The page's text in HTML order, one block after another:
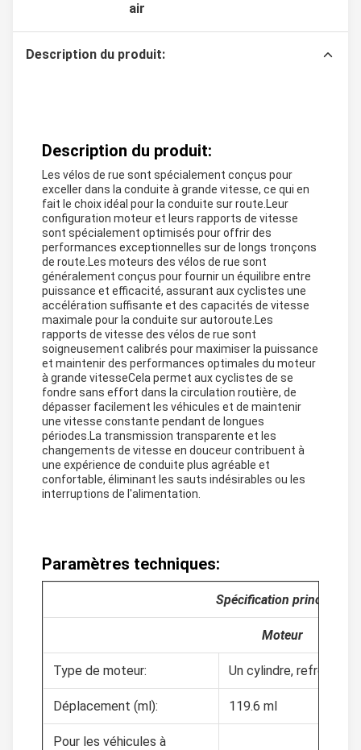
air
Description du produit:
Description du produit:
Les vélos de rue sont spécialement conçus pour
exceller dans la conduite à grande vitesse, ce qui en
fait le choix idéal pour la conduite sur route.Leur
configuration moteur et leurs rapports de vitesse
sont spécialement optimisés pour offrir des
performances exceptionnelles sur de longs tronçons
de route.Les moteurs des vélos de rue sont
généralement conçus pour fournir un équilibre entre
puissance et efficacité, assurant aux cyclistes une
accélération suffisante et des capacités de vitesse
maximale pour la conduite sur autoroute.Les
rapports de vitesse des vélos de rue sont
soigneusement calibrés pour maximiser la puissance
et maintenir des performances optimales du moteur
à grande vitesseCela permet aux cyclistes de se
fondre sans effort dans la circulation routière, de
dépasser facilement les véhicules et de maintenir
une vitesse constante pendant de longues
périodes.La transmission transparente et les
changements de vitesse en douceur contribuent à
une expérience de conduite plus agréable et
confortable, éliminant les sauts indésirables ou les
interruptions de l'alimentation.
Paramètres techniques:
Spécification principale
Moteur
Type de moteur: Un cylindre, refroidi à
Déplacement (ml): 119.6 ml
Pour les véhicules à